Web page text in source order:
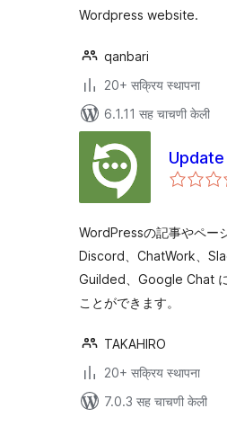
Wordpress website.
qanbari
20+ सक्रिय स्थापना
6.1.11 सह चाचणी केली
WordPressの記事やペー
Discord、ChatWork、
Guilded、Google Chat
ことができます。
TAKAHIRO
20+ सक्रिय स्थापना
7.0.3 सह चाचणी केली